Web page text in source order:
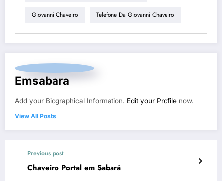
Giovanni Chaveiro Telefone Da Giovanni Chaveiro
Emsabara
Add your Biographical Information. Edit your Profile now.
View All Posts
Previous post
Chaveiro Portal em Sabará